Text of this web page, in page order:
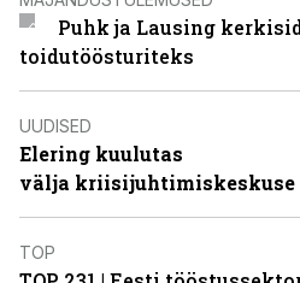
Puhk ja Lausing
toidutöösturiteks
UUDISED
Elering kuulutas
välja kriisijuhtimiskeskuse
TOP